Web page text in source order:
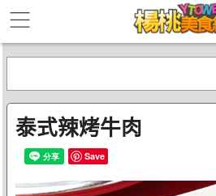
泰式辣烤牛肉
Save